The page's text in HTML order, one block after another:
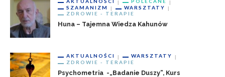
AKTUALNOŚCI
POLECANE
SZAMANIZM
WARSZTATY
ZDROWIE - TERAPIE
Huna – Tajemna Wiedza Kahunów
AKTUALNOŚCI
WARSZTATY
ZDROWIE - TERAPIE
Psychometria -„badanie Duszy”, Kurs